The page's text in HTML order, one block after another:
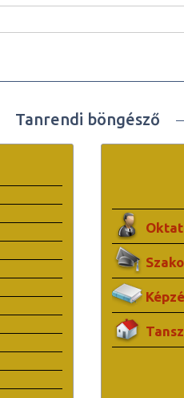
Tanrendi böngésző